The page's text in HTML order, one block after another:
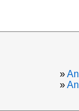
»
»